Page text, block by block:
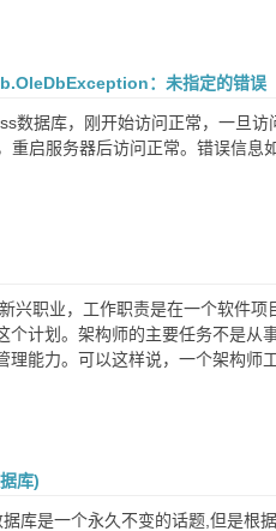
：未指定的错误
数据库，刚开始访问正常，一旦
启服务器后访问正常。错误信息
兴职业，工作职责是在一个软件
个计划。架构师的主要任务不是
理能力。可以这样说，一个架构师
库)
库是一个永久不变的话题,但是根